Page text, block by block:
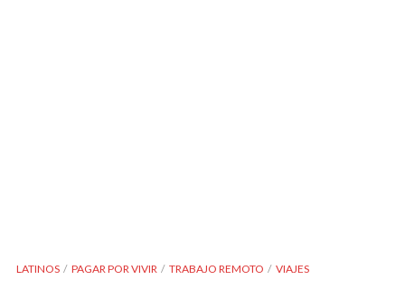
LATINOS PAGAR POR VIVIR TRABAJO REMOTO VIAJES